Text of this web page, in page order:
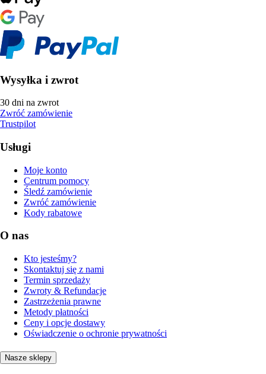
Wysyłka i zwrot
30 dni na zwrot
Zwróć zamówienie
Trustpilot
Usługi
Moje konto
Centrum pomocy
Śledź zamówienie
Zwróć zamówienie
Kody rabatowe
O nas
Kto jesteśmy?
Skontaktuj się z nami
Termin sprzedaży
Zwroty & Refundacje
Zastrzeżenia prawne
Metody płatności
Ceny i opcje dostawy
Oświadczenie o ochronie prywatności
Nasze sklepy